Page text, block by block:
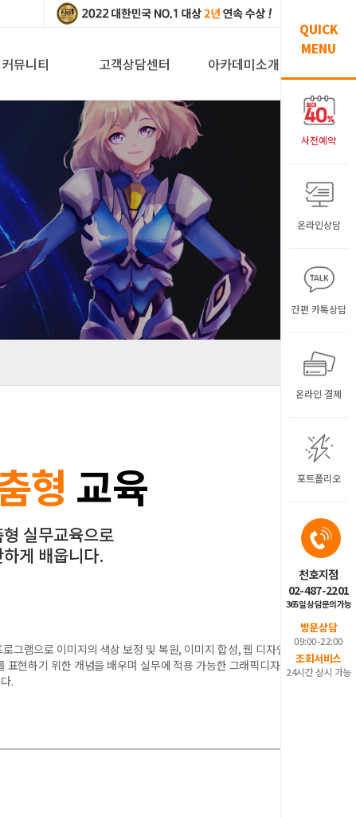
커뮤니티 고객상담센터 아카데미소개
QUICK
MENU
사전예약
온라인상담
간편 카톡상담
온라인 결제
포트폴리오
천호지점
02-487-2201
365일 상담문의가능
방문상담
09:00-22:00
조회서비스
24시간 상시 가능
형 교육
실무교육으로
게 배웁니다.
그램으로 이미지의 색상 보정 및 복원, 이미지 합성, 웹 디자인
현하기 위한 개념을 배우며 실무에 적용 가능한 그래픽디자인
.